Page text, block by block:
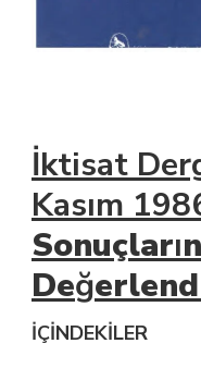
İktisat
Kasım
Sonuçların
Değ
İÇİNDEKİLER